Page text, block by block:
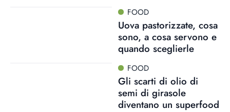
FOOD
Uova pastorizzate, cosa
sono, a cosa servono e
quando sceglierle
FOOD
Gli scarti di olio di
semi di girasole
diventano un superfood